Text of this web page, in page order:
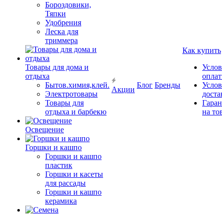
Бороздовики,
Тяпки
Удобрения
Леска для
триммера
Товары для дома и
отдыха
Бытов.химия,клей.
Электротовары
Товары для
отдыха и барбекю
Освещение
Горшки и кашпо
Горшки и кашпо
пластик
Горшки и касеты
для рассады
Горшки и кашпо
керамика
Акции
Блог Бренды
Как купить
на